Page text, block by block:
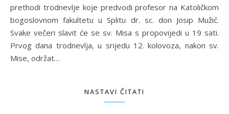
prethodi trodnevlje koje predvodi profesor na Katoličkom
bogoslovnom fakultetu u Splitu dr. sc. don Josip Mužić.
Svake večeri slavit će se sv. Misa s propovijedi u 19 sati.
Prvog dana trodnevlja, u srijedu 12. kolovoza, nakon sv.
Mise, održat…
NASTAVI ČITATI